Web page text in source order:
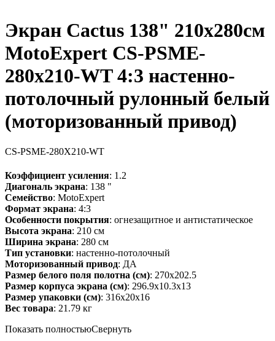
Экран Cactus 138" 210x280см
MotoExpert CS-PSME-
280x210-WT 4:3 настенно-
потолочный рулонный белый
(моторизованный привод)
CS-PSME-280X210-WT
Коэффициент усиления: 1.2
Диагональ экрана: 138 "
Семейство: MotoExpert
Формат экрана: 4:3
Особенности покрытия: огнезащитное и антистатическое
Высота экрана: 210 см
Ширина экрана: 280 см
Тип установки: настенно-потолочный
Моторизованный привод: ДА
Размер белого поля полотна (см): 270x202.5
Размер корпуса экрана (см): 296.9x10.3x13
Размер упаковки (см): 316x20x16
Вес товара: 21.79 кг
Показать полностьюСвернуть